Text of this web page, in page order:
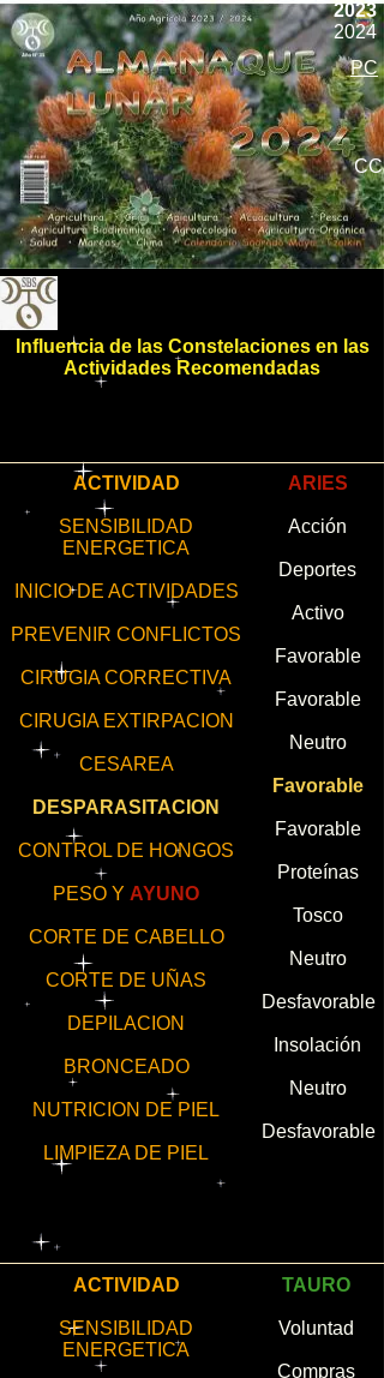
PC
2023
2024
CC
Influencia de las Constelaciones en las
Actividades Recomendadas
ACTIVIDAD
SENSIBILIDAD
ENERGETICA
INICIO DE ACTIVIDADES
PREVENIR CONFLICTOS
CIRUGIA CORRECTIVA
CIRUGIA EXTIRPACION
CESAREA
DESPARASITACION
CONTROL DE HONGOS
PESO Y AYUNO
CORTE DE CABELLO
CORTE DE UÑAS
DEPILACION
BRONCEADO
NUTRICION DE PIEL
LIMPIEZA DE PIEL
ARIES
Acción
Deportes
Activo
Favorable
Favorable
Neutro
Favorable
Favorable
Proteínas
Tosco
Neutro
Desfavorable
Insolación
Neutro
Desfavorable
TAURO
Voluntad
Compras
ACTIVIDAD
SENSIBILIDAD
ENERGETICA